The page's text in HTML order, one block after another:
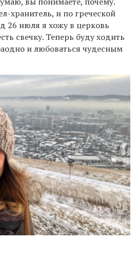
хранитель, и по греческой
26 июля я хожу в церковь
свечку. Теперь буду ходить
и любоваться чудесным